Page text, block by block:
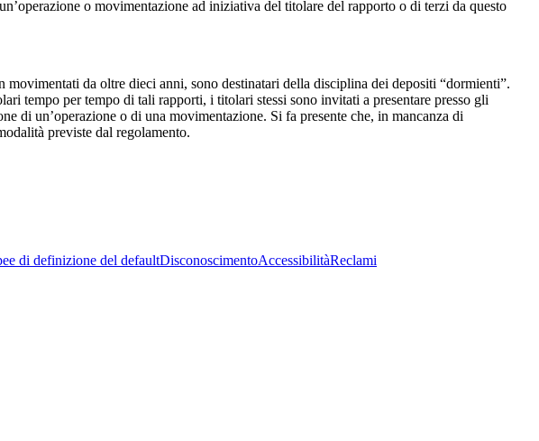
o movimentazione ad iniziativa del titolare del rapporto o di terzi da questo
da oltre dieci anni, sono destinatari della disciplina dei depositi “dormienti”.
tempo per tempo di tali rapporti, i titolari stessi sono invitati a presentare presso gli
di un’operazione o di una movimentazione. Si fa presente che, in mancanza di
previste dal regolamento.
di definizione del defaultDisconoscimentoAccessibilitàReclami